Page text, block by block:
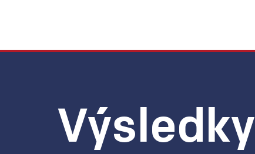
Výsledky